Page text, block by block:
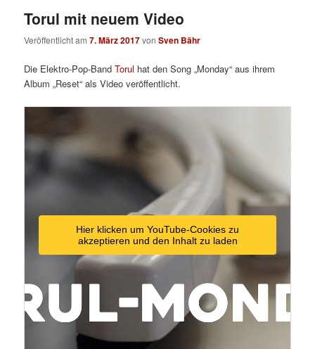
Torul mit neuem Video
Veröffentlicht am7. März 2017vonSven Bähr
Die Elektro-Pop-BandTorul hat den Song „Monday“ aus ihrem
Album „Reset“ als Video veröffentlicht.
Hier klicken um YouTube-Cookies zu
akzeptieren und den Inhalt zu laden